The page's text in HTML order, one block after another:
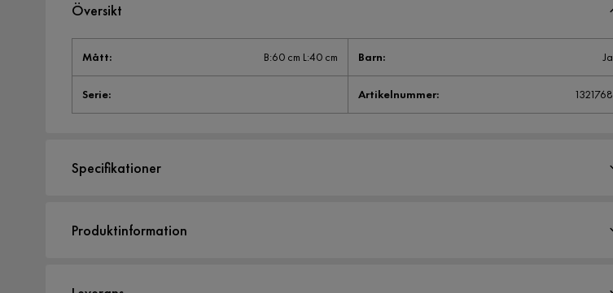
Översikt
Mått: B:60 cm L:40 cm Barn: Ja
Serie: Artikelnummer: 1321768
Specifikationer
Storlek
Produktinformation